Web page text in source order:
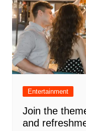
Entertainment
Join the
and